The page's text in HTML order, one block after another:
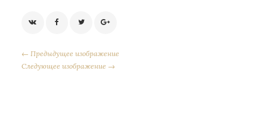
← Предыдущее изображение
Следующее изображение →